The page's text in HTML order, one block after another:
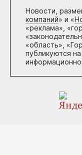
Новости,
компаний» и «
«реклама»,
«область»,
публикуются